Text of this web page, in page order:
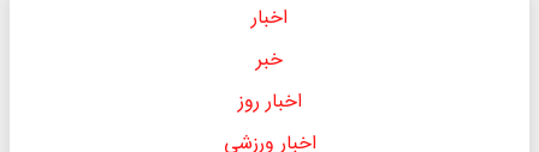
اخبار
خبر
اخبار روز
اخبار ورزشی